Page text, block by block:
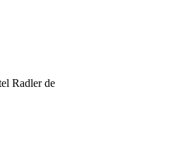
Radler de